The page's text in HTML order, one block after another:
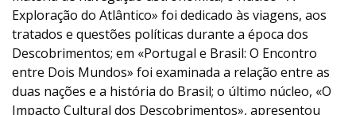
Exploração do Atlântico» foi dedicado às viagens, aos
tratados e questões políticas durante a época dos
Descobrimentos; em «Portugal e Brasil: O Encontro
entre Dois Mundos» foi examinada a relação entre as
duas nações e a história do Brasil; o último núcleo, «O
Impacto Cultural dos Descobrimentos», apresentou